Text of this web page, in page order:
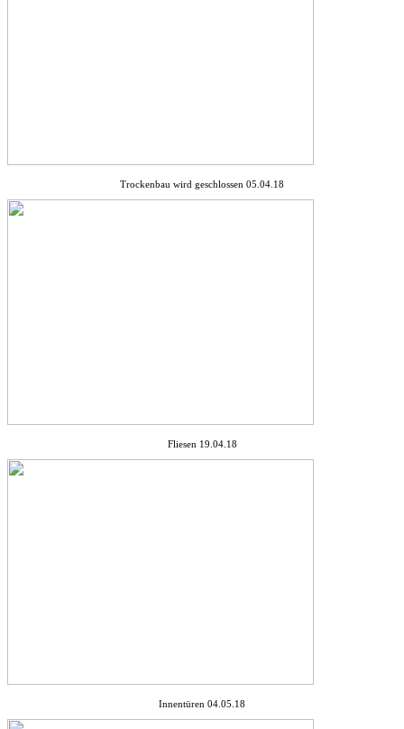
Trockenbau wird geschlossen 05.04.18
Fliesen 19.04.18
Innentüren 04.05.18